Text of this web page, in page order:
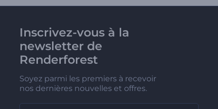
Inscrivez-vous à la
newsletter de
Renderforest
Soyez parmi les premiers à recevoir
nos dernières nouvelles et offres.